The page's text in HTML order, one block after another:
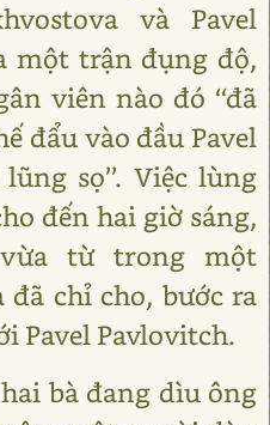
và Pavel
một trận đụng độ,
viên nào đó ‘‘đã
đẩu vào đầu Pavel
sọ’’. Việc lùng
đến hai giờ sáng,
vừa từ trong một
đã chỉ cho, bước ra
Pavel Pavlovitch.
bà đang dìu ông